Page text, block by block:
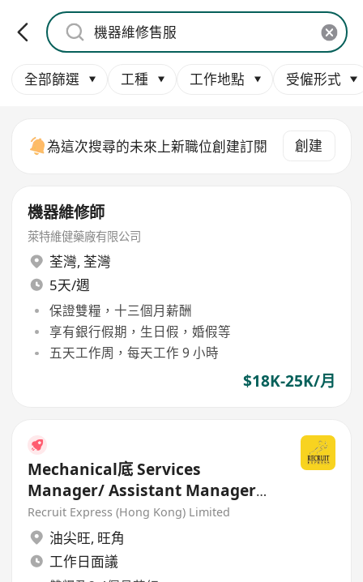
全部篩選 工種 工作地點 受僱形式
為這次搜尋的未來上新職位創建訂閱 創建
機器維修師
萊特維健藥廠有限公司
荃灣, 荃灣
5天/週
保證雙糧，十三個月薪酬
享有銀行假期，生日假，婚假等
五天工作周，每天工作 9 小時
$18K-25K/月
Mechanical底 Services
Manager/ Assistant Manager
40-60K total package
Recruit Express (Hong Kong) Limited
油尖旺, 旺角
工作日面議